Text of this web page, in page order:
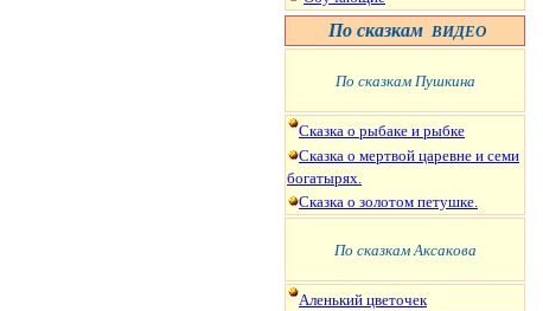
По сказкам ВИДЕО
По сказкам Пушкина
Сказка о рыбаке и рыбке
Сказка о мертвой царевне и семи
богатырях.
Сказка о золотом петушке.
По сказкам Аксакова
Аленький цветочек